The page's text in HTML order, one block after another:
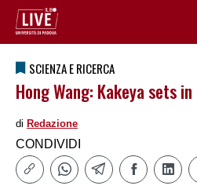
SCIENZA E RICERCA
Hong Wang: Kakeya sets
di Redazione
CONDIVIDI